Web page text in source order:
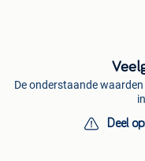
De onderstaande
Deel